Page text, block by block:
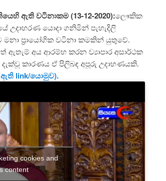
ඇති වටිනාකම (13-12-2020):ලෞකික
උදාහරණ යොදා ගනිමින් පැහැදිලි
ප්‍රායෝගික වටිනා කමකින් යුතුවේ.
ඇතැම් අය ආරම්භ කරන ව්‍යාපාර අසාර්ථක
කාරණය ඒ පිලිබඳ අපූරු උදාහණයකි.
ඇති link/යොමුව).
cookies and
content